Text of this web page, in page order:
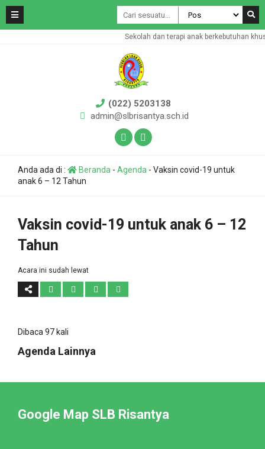
Sekolah dan terapi anak berkebutuhan
(022) 5203138
admin@slbrisantya.sch.id
Anda ada di : Beranda - Agenda - Vaksin covid-19 untuk
anak 6 – 12 Tahun
Vaksin covid-19 untuk anak 6 – 12
Tahun
Acara ini sudah lewat
Dibaca 97 kali
Agenda Lainnya
Google Map SLB Risantya